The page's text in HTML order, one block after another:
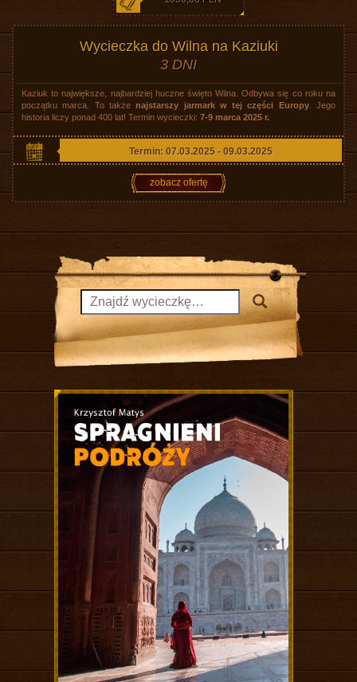
Wycieczka do Wilna na Kaziuki
3 DNI
Kaziuk to największe, najbardziej huczne święto Wilna. Odbywa się co roku na
początku marca. To takżenajstarszy jarmark w tej części Europy. Jego
historia liczy ponad 400 lat! Termin wycieczki: 7-9 marca 2025 r.
Termin: 07.03.2025 - 09.03.2025
zobacz ofertę